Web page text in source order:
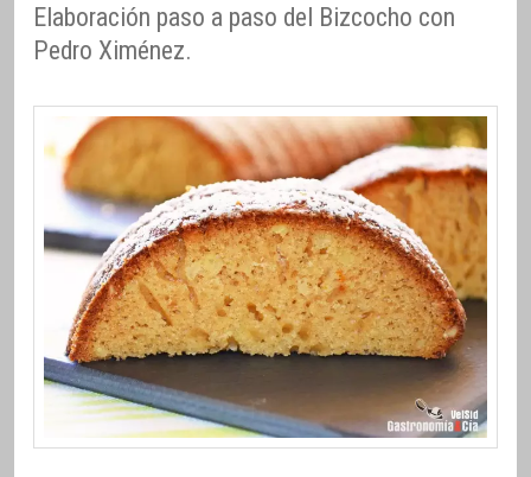
Elaboración paso a paso del Bizcocho con
Pedro Ximénez.